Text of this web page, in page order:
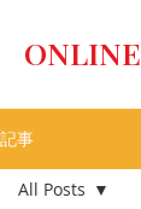
ONLINE
記事
All Posts